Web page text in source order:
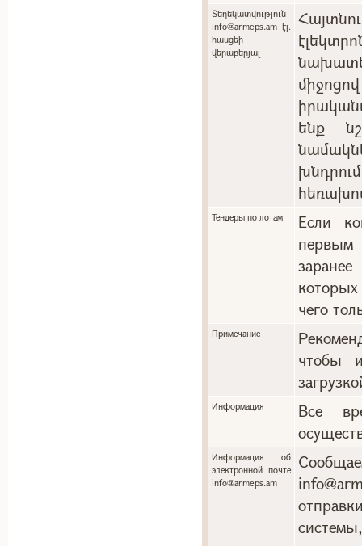
Տեղեկատվություն
info@armeps.am էլ.
հասցեի
վերաբերյալ
ենք
Тендеры по лотам
Если
первым
чего
Примечание
чтобы
Информация
Все
Информация об
электронной почте
info@armeps.am